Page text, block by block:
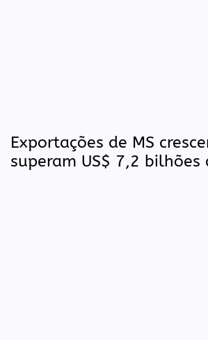
Exportações de MS
superam US$ 7,2